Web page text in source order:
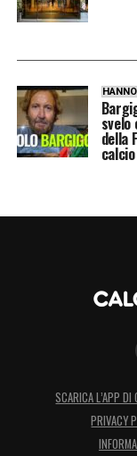
svelo
della
calcio
SCARICA L’APP
PRIVACY